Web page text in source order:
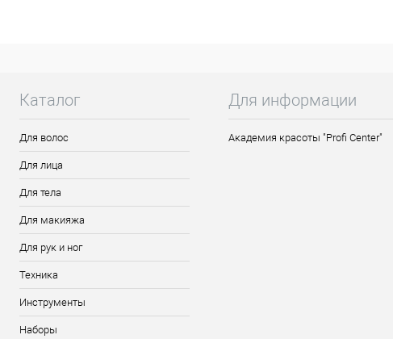
Каталог
Для волос
Для лица
Для тела
Для макияжа
Для рук и ног
Техника
Инструменты
Наборы
Для информации
Академия красоты "Profi Center"